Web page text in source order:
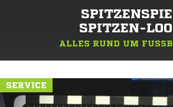
SPITZEN-
ALLES RUND UM
SERVICE